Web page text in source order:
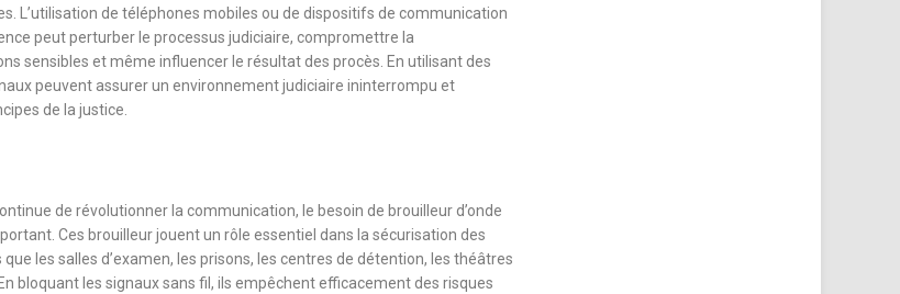
L’utilisation de téléphones mobiles ou de dispositifs de communication
peut perturber le processus judiciaire, compromettre la
sensibles et même influencer le résultat des procès. En utilisant des
peuvent assurer un environnement judiciaire ininterrompu et
de la justice.
de révolutionner la communication, le besoin de brouilleur d’onde
Ces brouilleur jouent un rôle essentiel dans la sécurisation des
les salles d’examen, les prisons, les centres de détention, les théâtres
bloquant les signaux sans fil, ils empêchent efficacement des risques